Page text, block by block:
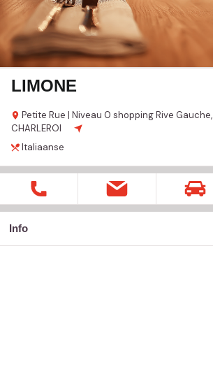
LIMONE
Petite Rue | Niveau 0 shopping Rive Gauche,
CHARLEROI
Italiaanse
Info